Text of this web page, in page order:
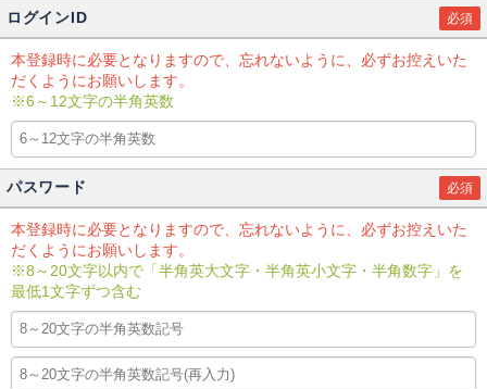
ログインID 必須
本登録時に必要となりますので、忘れないように、必ずお控えいた
だくようにお願いします。
※6～12文字の半角英数
パスワード 必須
本登録時に必要となりますので、忘れないように、必ずお控えいた
だくようにお願いします。
※8～20文字以内で「半角英大文字・半角英小文字・半角数字」を
最低1文字ずつ含む